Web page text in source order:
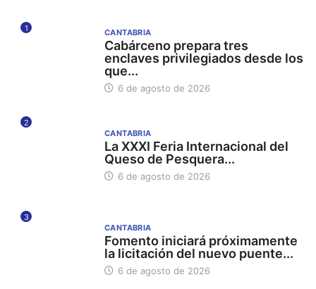
1 CANTABRIA
Cabárceno prepara tres
enclaves privilegiados desde los
que...
6 de agosto de 2026
2
CANTABRIA
La XXXI Feria Internacional del
Queso de Pesquera...
6 de agosto de 2026
3
CANTABRIA
Fomento iniciará próximamente
la licitación del nuevo puente...
6 de agosto de 2026